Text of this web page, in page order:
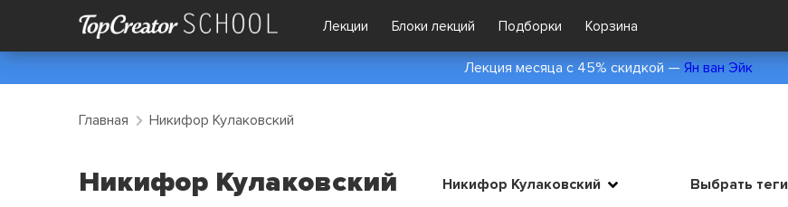
Лекции Блоки лекций Подборки Корзина
Лекция месяца с 45% скидкой — Ян ван Эйк
Главная Никифор Кулаковский
Никифор Кулаковский Никифор Кулаковский Выбрать теги